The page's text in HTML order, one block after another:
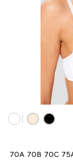
70A 70B 70C